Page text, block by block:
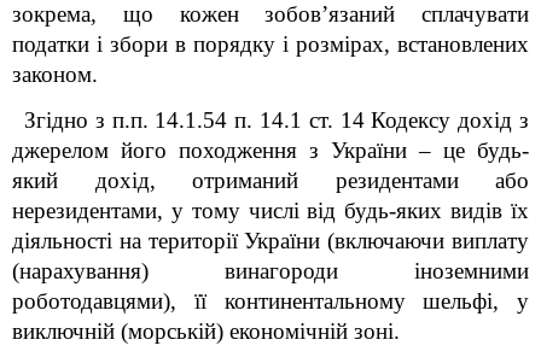
зокрема, що кожен зобов’язаний сплачувати
податки і збори в порядку і розмірах, встановлених
законом.
Згідно з п.п. 14.1.54 п. 14.1 ст. 14 Кодексу дохід з
джерелом його походження з України – це будь-
який дохід, отриманий резидентами або
нерезидентами, у тому числі від будь-яких видів їх
діяльності на території України (включаючи виплату
(нарахування) винагороди іноземними
роботодавцями), її континентальному шельфі, у
виключній (морській) економічній зоні.